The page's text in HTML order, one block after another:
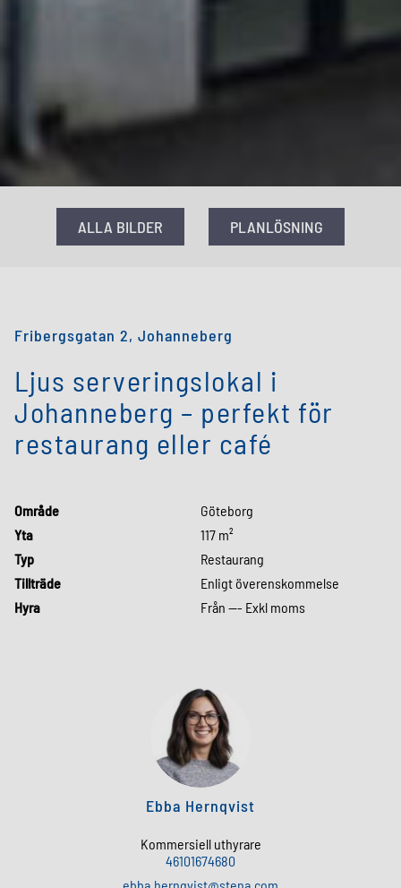
ALLA BILDER PLANLÖSNING
Fribergsgatan 2, Johanneberg
Ljus serveringslokal i
Johanneberg – perfekt för
restaurang eller café
Område
Göteborg
Yta
117 m²
Typ
Restaurang
Tillträde
Enligt överenskommelse
Hyra
Från --- Exkl moms
Ebba Hernqvist
Kommersiell uthyrare
46101674680